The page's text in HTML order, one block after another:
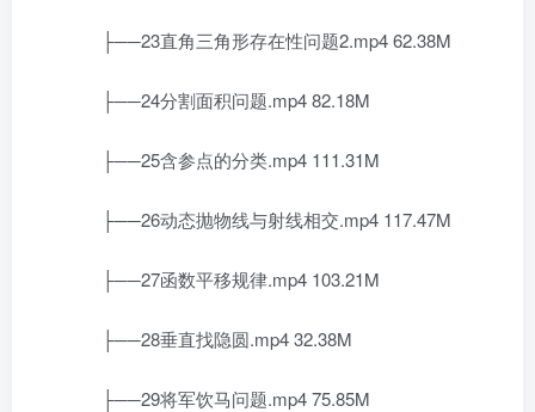
├──23直角三角形存在性问题2.mp4 62.38M
├──24分割面积问题.mp4 82.18M
├──25含参点的分类.mp4 111.31M
├──26动态抛物线与射线相交.mp4 117.47M
├──27函数平移规律.mp4 103.21M
├──28垂直找隐圆.mp4 32.38M
├──29将军饮马问题.mp4 75.85M